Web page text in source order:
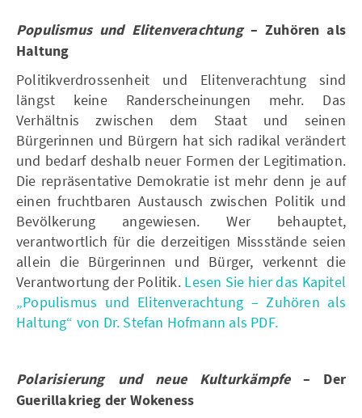
Populismus und Elitenverachtung – Zuhören als
Haltung
Politikverdrossenheit und Elitenverachtung sind
längst keine Randerscheinungen mehr. Das
Verhältnis zwischen dem Staat und seinen
Bürgerinnen und Bürgern hat sich radikal verändert
und bedarf deshalb neuer Formen der Legitimation.
Die repräsentative Demokratie ist mehr denn je auf
einen fruchtbaren Austausch zwischen Politik und
Bevölkerung angewiesen. Wer behauptet,
verantwortlich für die derzeitigen Missstände seien
allein die Bürgerinnen und Bürger, verkennt die
Verantwortung der Politik. Lesen Sie hier das Kapitel
„Populismus und Elitenverachtung – Zuhören als
Haltung“ von Dr. Stefan Hofmann als PDF.
Polarisierung und neue Kulturkämpfe– Der
Guerillakrieg der Wokeness